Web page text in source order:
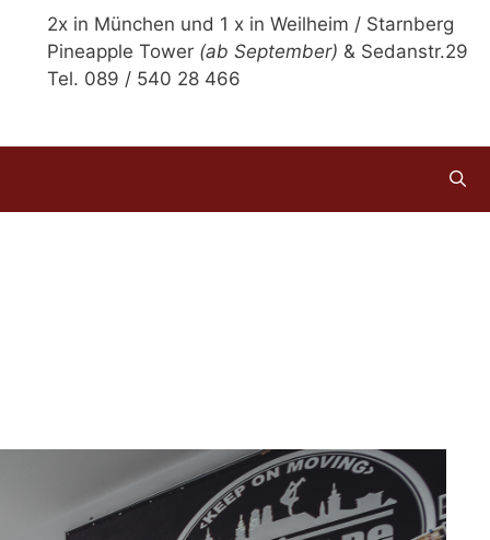
2x in München und 1 x in Weilheim / Starnberg
Pineapple Tower (ab September) & Sedanstr.29
Tel. 089 / 540 28 466